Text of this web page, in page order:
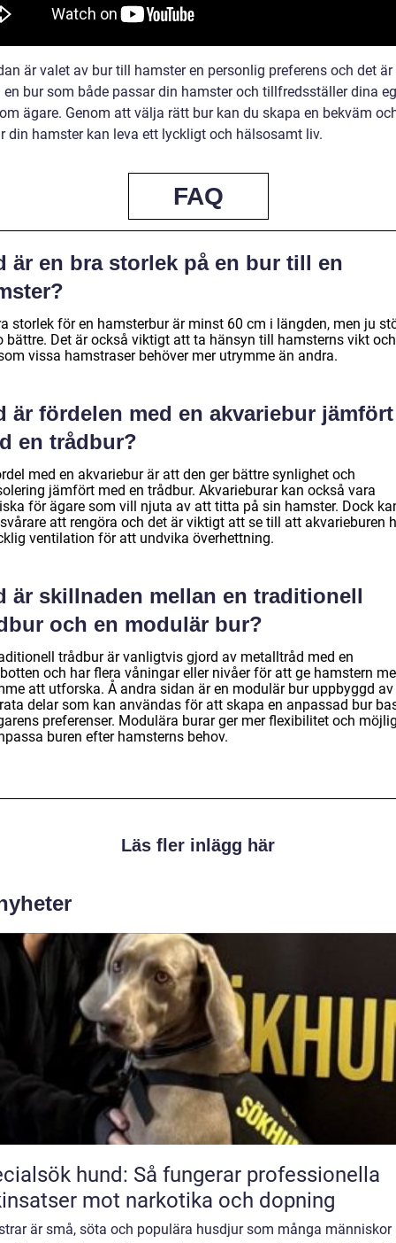
är valet av bur till hamster en personlig preferens och det
bur som både passar din hamster och tillfredsställer dina
ägare. Genom att välja rätt bur kan du skapa en bekväm
din hamster kan leva ett lyckligt och hälsosamt liv.
FAQ
är en bra storlek på en bur till en
storlek för en hamsterbur är minst 60 cm i längden, men ju
bättre. Det är också viktigt att ta hänsyn till hamsterns vikt
vissa hamstraser behöver mer utrymme än andra.
är fördelen med en akvariebur jämfört
en trådbur?
med en akvariebur är att den ger bättre synlighet och
jämfört med en trådbur. Akvarieburar kan också vara
för ägare som vill njuta av att titta på sin hamster. Dock
att rengöra och det är viktigt att se till att akvarieburen
ventilation för att undvika överhettning.
är skillnaden mellan en traditionell
och en modulär bur?
trådbur är vanligtvis gjord av metalltråd med en
och har flera våningar eller nivåer för att ge hamstern
att utforska. Å andra sidan är en modulär bur uppbyggd av
delar som kan användas för att skapa en anpassad bur
preferenser. Modulära burar ger mer flexibilitet och
buren efter hamsterns behov.
Läs fler inlägg här
hund: Så fungerar professionella
mot narkotika och dopning
är små, söta och populära husdjur som många människor